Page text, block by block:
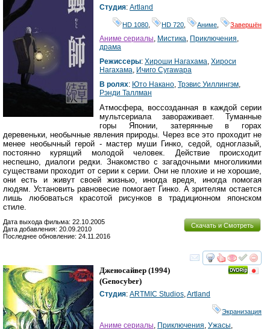
Студия: Artland
HD 1080, HD 720, Аниме, Завершён
Аниме сериалы, Мистика, Приключения,
драма
Режиссеры: Хироши Нагахама, Хироси
Нагахама, Ичиго Сугаwара
В ролях: Юто Накано, Трэвис Уиллингэм,
Рэнди Таллман
Атмосфера, воссозданная в каждой серии
мультсериала завораживает. Туманные
горы Японии, затерянные в горах
деревеньки, необычные явления природы. Через все это проходит не
менее необычный герой - мастер муши Гинко, седой, одноглазый,
постоянно курящий молодой человек. Действие происходит
неспешно, диалоги редки. Знакомство с загадочными многоликими
существами проходит от серии к серии. Они не плохие и не хорошие,
они есть и живут своей жизнью, иногда вредя, иногда помогая
людям. Установить равновесие помогает Гинко. А зрителям остается
лишь любоваться красотой рисунков в традиционном японском
стиле.
Скачать и Смотреть
Дата выхода фильма: 22.10.2005
Дата добавления: 20.09.2010
Последнее обновление: 24.11.2016
смотреть
Дженосайвер (1994)
(Genocyber)
Студия: ARTMIC Studios,Artland
Экранизация
Аниме сериалы, Приключения, Ужасы,